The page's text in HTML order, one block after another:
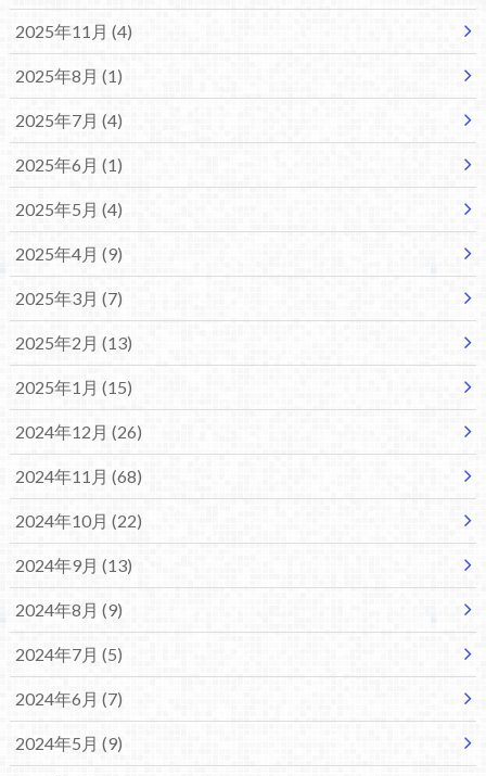
2025年11月 (4)
2025年8月 (1)
2025年7月 (4)
2025年6月 (1)
2025年5月 (4)
2025年4月 (9)
2025年3月 (7)
2025年2月 (13)
2025年1月 (15)
2024年12月 (26)
2024年11月 (68)
2024年10月 (22)
2024年9月 (13)
2024年8月 (9)
2024年7月 (5)
2024年6月 (7)
2024年5月 (9)